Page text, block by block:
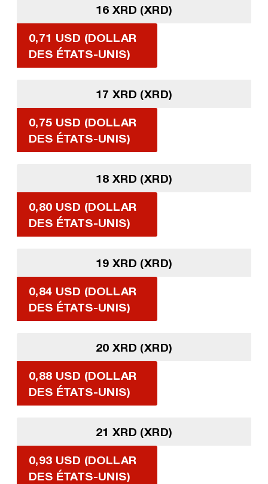
16 XRD (XRD)
0,71 USD (DOLLAR
DES ÉTATS-UNIS)
17 XRD (XRD)
0,75 USD (DOLLAR
DES ÉTATS-UNIS)
18 XRD (XRD)
0,80 USD (DOLLAR
DES ÉTATS-UNIS)
19 XRD (XRD)
0,84 USD (DOLLAR
DES ÉTATS-UNIS)
20 XRD (XRD)
0,88 USD (DOLLAR
DES ÉTATS-UNIS)
21 XRD (XRD)
0,93 USD (DOLLAR
DES ÉTATS-UNIS)